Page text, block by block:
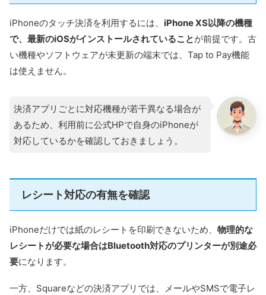
中小事業者にとっては導入ハードルがやや
高めではあるものの、セキュリティや国際
対応力を重視する企業には有力な選択肢と
いえるでしょう。
Adyen公式HPはこちら
iPhoneのタッチ決済を利用するには、 iPhone XS以降の機種
で、最新のiOSがインストールされていることが前提です。古
い機種やソフトウェアが未更新の端末では、Tap to Pay機能
は使えません。
決済アプリごとに対応機種が若干異なる場合が
あるため、利用前に公式HPで自身のiPhoneが
対応しているかを確認しておきましょう。
レシート対応の有無を確認
iPhoneだけでは紙のレシートを印刷できないため、 物理的な
レシートが必要な場合はBluetooth対応のプリンターが別途必
要になります。
一方、Squareなどの決済アプリでは、メールやSMSで電子レ